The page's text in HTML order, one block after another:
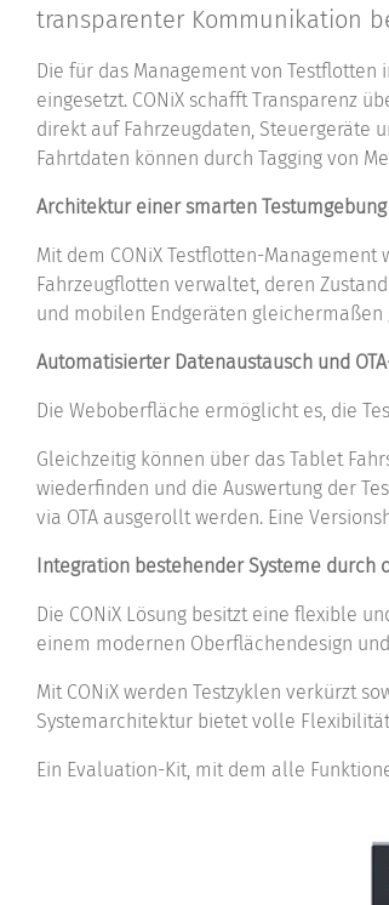
transparenter Kommunikation
Die für das Management von Testflotten
eingesetzt. CONiX schafft Transparenz
direkt auf Fahrzeugdaten, Steuergeräte
Fahrtdaten können durch Tagging von
Architektur einer smarten Testumgebung
Mit dem CONiX Testflotten-
Fahrzeugflotten verwaltet, deren
und mobilen Endgeräten
Automatisierter Datenaustausch und
Die Weboberfläche ermöglicht es, die
Gleichzeitig können über das Tablet
wiederfinden und die Auswertung der
via OTA ausgerollt werden. Eine
Integration bestehender Systeme durch
Die CONiX Lösung besitzt eine flexible
einem modernen Oberflächendesign
Mit CONiX werden Testzyklen verkürzt
Systemarchitektur bietet volle
Ein Evaluation-Kit, mit dem alle